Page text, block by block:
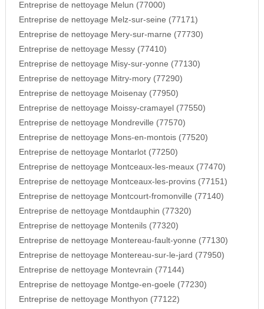
Entreprise de nettoyage Melun (77000)
Entreprise de nettoyage Melz-sur-seine (77171)
Entreprise de nettoyage Mery-sur-marne (77730)
Entreprise de nettoyage Messy (77410)
Entreprise de nettoyage Misy-sur-yonne (77130)
Entreprise de nettoyage Mitry-mory (77290)
Entreprise de nettoyage Moisenay (77950)
Entreprise de nettoyage Moissy-cramayel (77550)
Entreprise de nettoyage Mondreville (77570)
Entreprise de nettoyage Mons-en-montois (77520)
Entreprise de nettoyage Montarlot (77250)
Entreprise de nettoyage Montceaux-les-meaux (77470)
Entreprise de nettoyage Montceaux-les-provins (77151)
Entreprise de nettoyage Montcourt-fromonville (77140)
Entreprise de nettoyage Montdauphin (77320)
Entreprise de nettoyage Montenils (77320)
Entreprise de nettoyage Montereau-fault-yonne (77130)
Entreprise de nettoyage Montereau-sur-le-jard (77950)
Entreprise de nettoyage Montevrain (77144)
Entreprise de nettoyage Montge-en-goele (77230)
Entreprise de nettoyage Monthyon (77122)